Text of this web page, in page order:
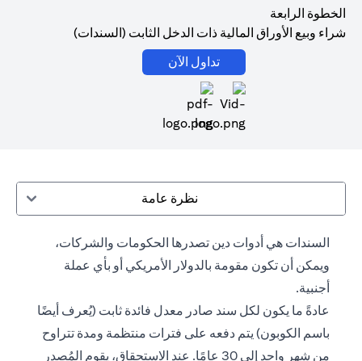
الخطوة الرابعة
شراء وبيع الأوراق المالية ذات الدخل الثابت (السندات)
تداول الآن
نظرة عامة
السندات هي أدوات دين تصدرها الحكومات والشركات،
ويمكن أن تكون مقومة بالدولار الأمريكي أو بأي عملة
أجنبية.
عادةً ما يكون لكل سند صادر معدل فائدة ثابت (يُعرف أيضًا
باسم الكوبون) يتم دفعه على فترات منتظمة ومدة تتراوح
من شهر واحد إلى 30 عامًا. عند الاستحقاق، يقوم المُصدر